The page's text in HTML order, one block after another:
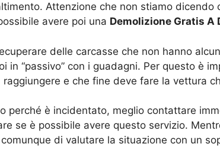
Attenzione che non stiamo
avere poi una Demolizione Gratis A
delle carcasse che non hanno
in “passivo” con i guadagni. Per questo è
raggiungere e che fine deve fare la vettura
perché è incidentato, meglio contattare
se è possibile avere questo servizio.
di valutare la situazione con un